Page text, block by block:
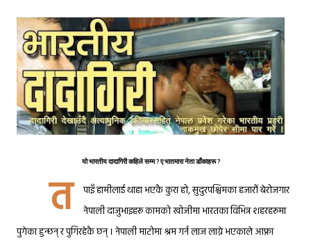
यो भारतीय दादागिरी कहिले सम्म ? ए भातमारा नेता डाँकाहरू ?
त
पाइँ हामीलाई थाहा भएकै कुरा हो, सुदुरपश्चिमका हजारौं बेरोजगार
नेपाली दाजुभाइहरू कामको खोजीमा भारतका विभिन्न शहरहरूमा
पुगेका हुन्छन् र पुगिरहेकै छन् । नेपाली माटोमा श्रम गर्न लाज लाग्ने भएकाले आफ्ना